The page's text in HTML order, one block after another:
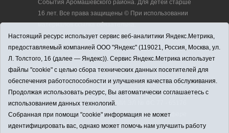
События Аромашевского района. Для детей старше
16 лет. Все права защищены © При использовании
материалов ссылка обязательна.
Адрес редакции: 627350, Россия, Тюменская
область, Аромашевский район, с. Аромашево, ул.
Кирова, д. 13.
Адрес электронной почты редакции:
strudu72@obl72.ru
Телефон редакции: 8 (34545) 2-30-58
Регистрационный номер СМИ ЭЛ № ФС 77 - 65176
выдано Федеральной службой по надзору в сфере
связи, информационных технологий и массовых
Настоящий ресурс использует сервис веб-аналитики Яндекс.Метрика,
предоставляемый компанией ООО "Яндекс" (119021, Россия, Москва, ул.
Л. Толстого, 16 (далее — Яндекс)). Сервис Яндекс.Метрика использует
файлы "cookie" с целью сбора технических данных посетителей для
обеспечения работоспособности и улучшения качества обслуживания.
Продолжая использовать ресурс, Вы автоматически соглашаетесь с
использованием данных технологий.
Собранная при помощи "cookie" информация не может
идентифицировать вас, однако может помочь нам улучшить работу